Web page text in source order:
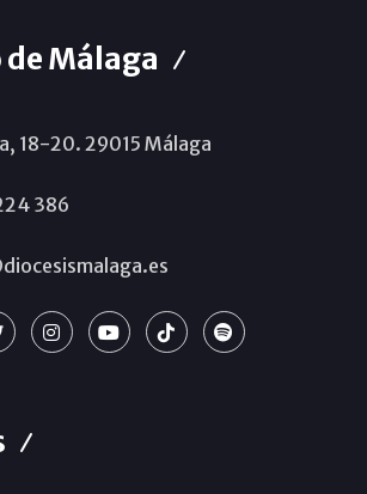
Málaga
18-20. 29015 Málaga
386